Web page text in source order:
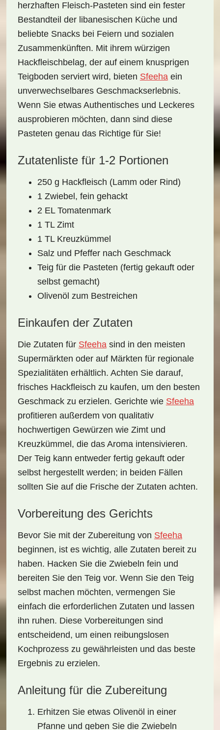
herzhaften Fleisch-Pasteten sind ein fester
Bestandteil der libanesischen Küche und
beliebte Snacks bei Feiern und sozialen
Zusammenkünften. Mit ihrem würzigen
Hackfleischbelag, der auf einem knusprigen
Teigboden serviert wird, bieten Sfeehaein
unverwechselbares Geschmackserlebnis.
Wenn Sie etwas Authentisches und Leckeres
ausprobieren möchten, dann sind diese
Pasteten genau das Richtige für Sie!
Zutatenliste für 1-2 Portionen
250 g Hackfleisch (Lamm oder Rind)
1 Zwiebel, fein gehackt
2 EL Tomatenmark
1 TL Zimt
1 TL Kreuzkümmel
Salz und Pfeffer nach Geschmack
Teig für die Pasteten (fertig gekauft oder
selbst gemacht)
Olivenöl zum Bestreichen
Einkaufen der Zutaten
Die Zutaten für Sfeehasind in den meisten
Supermärkten oder auf Märkten für regionale
Spezialitäten erhältlich. Achten Sie darauf,
frisches Hackfleisch zu kaufen, um den besten
Geschmack zu erzielen. Gerichte wie Sfeeha
profitieren außerdem von qualitativ
hochwertigen Gewürzen wie Zimt und
Kreuzkümmel, die das Aroma intensivieren.
Der Teig kann entweder fertig gekauft oder
selbst hergestellt werden; in beiden Fällen
sollten Sie auf die Frische der Zutaten achten.
Vorbereitung des Gerichts
Bevor Sie mit der Zubereitung von Sfeeha
beginnen, ist es wichtig, alle Zutaten bereit zu
haben. Hacken Sie die Zwiebeln fein und
bereiten Sie den Teig vor. Wenn Sie den Teig
selbst machen möchten, vermengen Sie
einfach die erforderlichen Zutaten und lassen
ihn ruhen. Diese Vorbereitungen sind
entscheidend, um einen reibungslosen
Kochprozess zu gewährleisten und das beste
Ergebnis zu erzielen.
Anleitung für die Zubereitung
Erhitzen Sie etwas Olivenöl in einer
Pfanne und geben Sie die Zwiebeln